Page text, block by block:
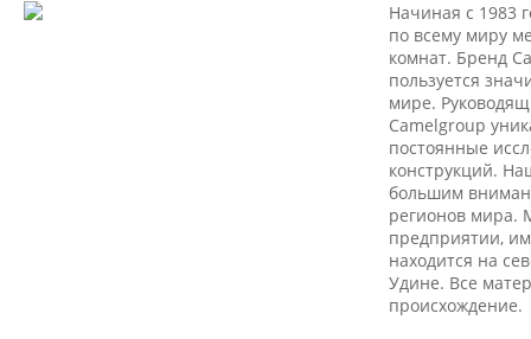
Начиная с 1983
по всему миру
комнат. Бренд
пользуется
мире.
Camelgroup
постоянные
конструкций.
большим
регионов мира.
предприятии,
находится на
Удине. Все
происхождение.